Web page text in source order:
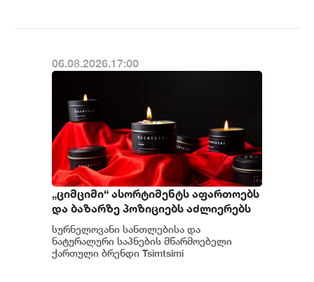
06.08.2026.17:00
„ციმციმი“ ასორტიმენტს აფართოებს
და ბაზარზე პოზიციებს აძლიერებს
სურნელოვანი სანთლებისა და
ნატურალური საპნების მწარმოებელი
ქართული ბრენდი Tsimtsimi